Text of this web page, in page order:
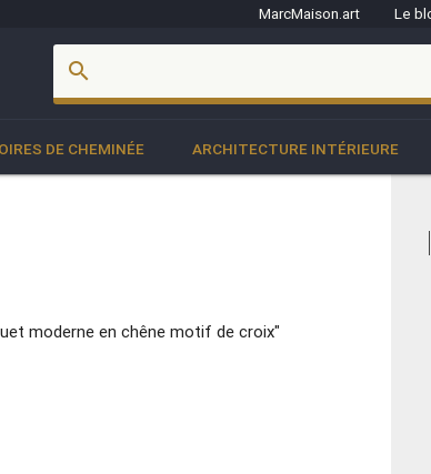
MarcMaison.art Le
search
DE CHEMINÉE ARCHITECTURE INTÉRIEURE
moderne en chêne motif de croix"